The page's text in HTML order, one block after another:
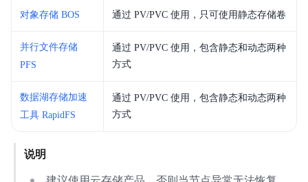
对象存储 BOS 通过 PV/PVC 使用，只可使用静态存储卷
并行文件存储
PFS
通过 PV/PVC 使用，包含静态和动态两种
方式
数据湖存储加速
工具 RapidFS
通过 PV/PVC 使用，包含静态和动态两种
方式
说明